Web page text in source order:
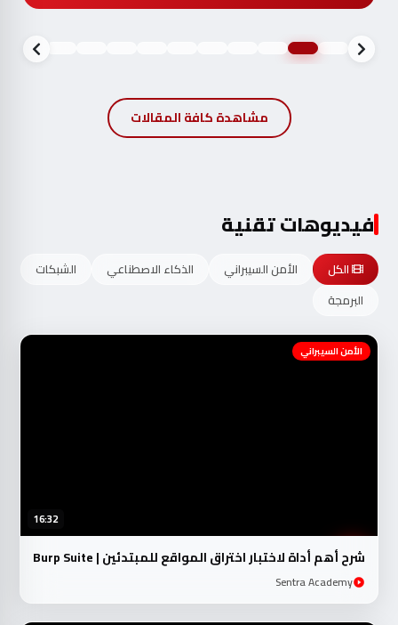
مشاهدة كافة المقالات
فيديوهات تقنية
الكل الأمن السيبراني الذكاء الاصطناعي
الشبكات
البرمجة
16:32
الأمن السيبراني
شرح أهم أداة لاختبار اختراق المواقع للمبتدئين | Burp Suite
Sentra Academy